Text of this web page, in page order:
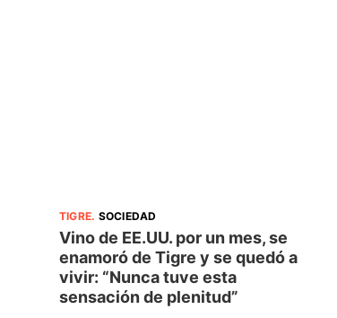
TIGRE. SOCIEDAD
Vino de EE.UU. por un mes, se
enamoró de Tigre y se quedó a
vivir: “Nunca tuve esta
sensación de plenitud”